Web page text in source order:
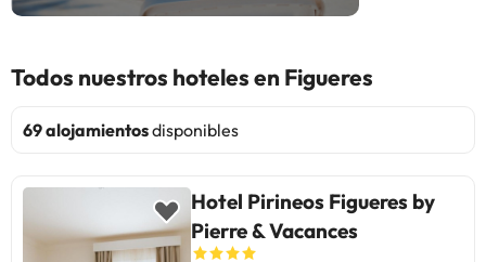
Todos nuestros hoteles en Figueres
69 alojamientosdisponibles
Hotel Pirineos Figueres by
Pierre & Vacances